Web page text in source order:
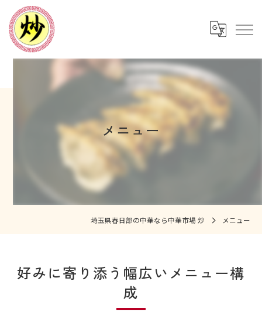
メニュー
埼玉県春日部の中華なら中華市場 炒 メニュー
好みに寄り添う幅広いメニュー構
成